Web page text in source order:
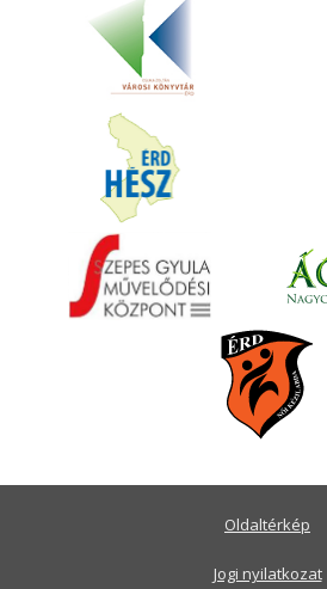
Oldaltérkép
Jogi nyilatkozat